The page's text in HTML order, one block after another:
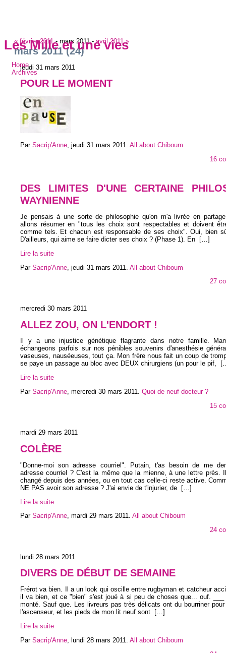
Les Mille et une vies
Home
Archives
« février 2011 - mars 2011-avril 2011 »
mars 2011 (24)
jeudi 31 mars 2011
POUR LE MOMENT
Par Sacrip'Anne, jeudi 31 mars 2011. All about Chiboum
16
DES LIMITES D'UNE CERTAINE
WAYNIENNE
Je pensais à une sorte de philosophie qu'on m'a livrée en
allons résumer en "tous les choix sont respectables et doivent
comme tels. Et chacun est responsable de ses choix". Oui, bien
D'ailleurs, qui aime se faire dicter ses choix ? (Phase 1). En
[…]
Lire la suite
Par Sacrip'Anne jeudi 31 mars 2011 All about Chiboum
27
mercredi 30 mars 2011
ALLEZ ZOU, ON L'ENDORT !
Il y a une injustice génétique flagrante dans notre famille.
échangeons parfois sur nos pénibles souvenirs d'anesthésie
vaseuses, nauséeuses, tout ça. Mon frère nous fait un coup de
se paye un passage au bloc avec DEUX chirurgiens (un pour le pif,
Lire la suite
Par Sacrip'Anne, mercredi 30 mars 2011. Quoi de neuf docteur ?
15
mardi 29 mars 2011
COLÈRE
"Donne-moi son adresse courriel". Putain, t'as besoin de me
adresse courriel ? C'est la même que la mienne, à une lettre près.
changé depuis des années, ou en tout cas celle-ci reste active.
NE PAS avoir son adresse ? J'ai envie de t'injurier, de
[…]
Lire la suite
Par Sacrip'Anne, mardi 29 mars 2011. All about Chiboum
24
lundi 28 mars 2011
DIVERS DE DÉBUT DE SEMAINE
Frérot va bien. Il a un look qui oscille entre rugbyman et catcheur
il va bien, et ce "bien" s'est joué à si peu de choses que... ouf. ___
monté. Sauf que. Les livreurs pas très délicats ont du bourriner
l'ascenseur, et les pieds de mon lit neuf sont
[…]
Lire la suite
Par Sacrip'Anne lundi 28 mars 2011
All about Chiboum